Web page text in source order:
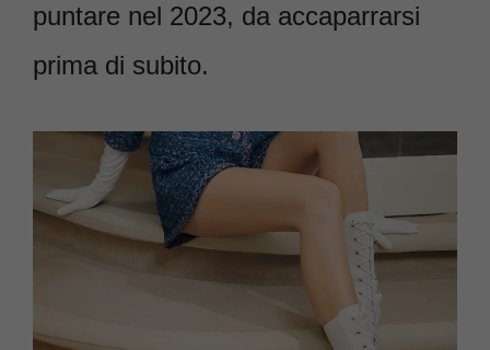
puntare nel 2023, da accaparrarsi
prima di subito.